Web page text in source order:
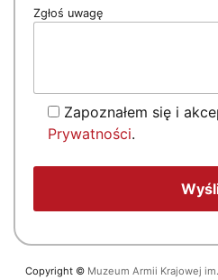
Zgłoś uwagę
Zapoznałem się i
Prywatności.
Copyright © Muzeum Armii Krajowej